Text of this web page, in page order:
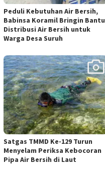
Peduli Kebutuhan Air Bersih,
Babinsa Koramil Bringin Bantu
Distribusi Air Bersih untuk
Warga Desa Suruh
Satgas TMMD Ke-129 Turun
Menyelam Periksa Kebocoran
Pipa Air Bersih di Laut